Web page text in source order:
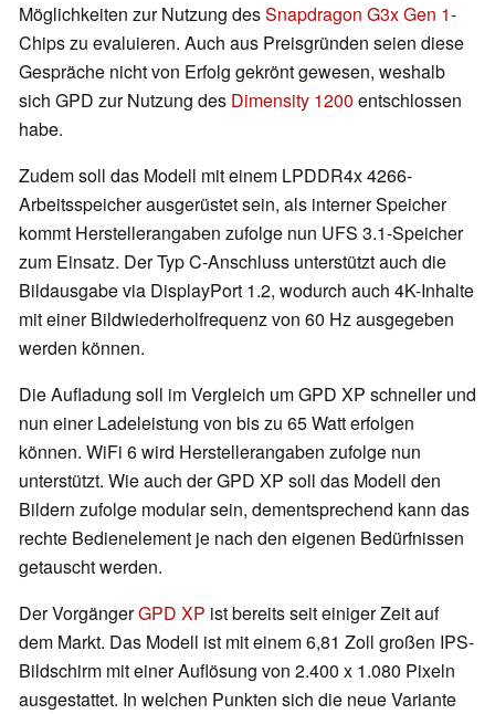
Möglichkeiten zur Nutzung desSnapdragon G3x Gen 1-
Chips zu evaluieren. Auch aus Preisgründen seien diese
Gespräche nicht von Erfolg gekrönt gewesen, weshalb
sich GPD zur Nutzung des Dimensity 1200 entschlossen
habe.
Zudem soll das Modell mit einem LPDDR4x 4266-
Arbeitsspeicher ausgerüstet sein, als interner Speicher
kommt Herstellerangaben zufolge nun UFS 3.1-Speicher
zum Einsatz. Der Typ C-Anschluss unterstützt auch die
Bildausgabe via DisplayPort 1.2, wodurch auch 4K-Inhalte
mit einer Bildwiederholfrequenz von 60 Hz ausgegeben
werden können.
Die Aufladung soll im Vergleich um GPD XP schneller und
nun einer Ladeleistung von bis zu 65 Watt erfolgen
können. WiFi 6 wird Herstellerangaben zufolge nun
unterstützt. Wie auch der GPD XP soll das Modell den
Bildern zufolge modular sein, dementsprechend kann das
rechte Bedienelement je nach den eigenen Bedürfnissen
getauscht werden.
Der VorgängerGPD XP ist bereits seit einiger Zeit auf
dem Markt. Das Modell ist mit einem 6,81 Zoll großen IPS-
Bildschirm mit einer Auflösung von 2.400 x 1.080 Pixeln
ausgestattet. In welchen Punkten sich die neue Variante